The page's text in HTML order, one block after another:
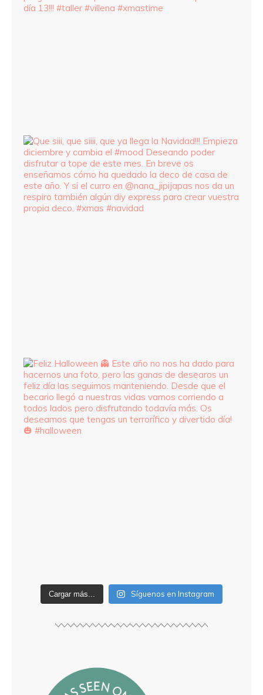
Cargar más... Síguenos en Instagram